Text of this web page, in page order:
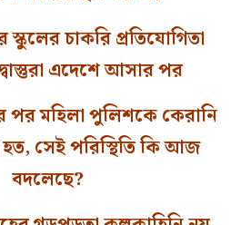
স্কুলের চাকরি প্রতিযোগিতা
এদেশে আসার পর
পর মহিলা পুলিশকে কেরানি
হত, সেই পরিস্থিতি কি আজ
বদলেছে?